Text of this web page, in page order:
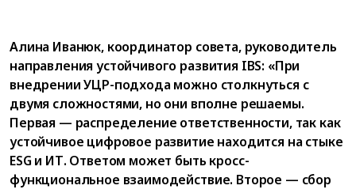
Алина Иванюк, координатор совета, руководитель
направления устойчивого развития IBS: «При
внедрении УЦР-подхода можно столкнуться с
двумя сложностями, но они вполне решаемы.
Первая — распределение ответственности, так как
устойчивое цифровое развитие находится на стыке
ESG и ИТ. Ответом может быть кросс-
функциональное взаимодействие. Второе — сбор